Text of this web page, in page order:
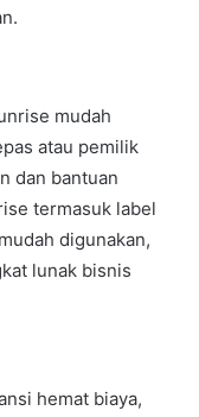
mudah
atau pemilik
dan bantuan
termasuk label
digunakan,
lunak bisnis
hemat biaya,